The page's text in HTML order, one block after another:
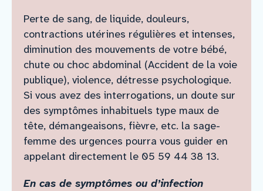
Espace agent
Faire un don
Contact
Perte de sang, de liquide, douleurs,
contractions utérines régulières et intenses,
diminution des mouvements de votre bébé,
chute ou choc abdominal (Accident de la voie
publique), violence, détresse psychologique.
Si vous avez des interrogations, un doute sur
des symptômes inhabituels type maux de
tête, démangeaisons, fièvre, etc. la sage-
femme des urgences pourra vous guider en
appelant directement le 05 59 44 38 13.
En cas de symptômes ou d’infection